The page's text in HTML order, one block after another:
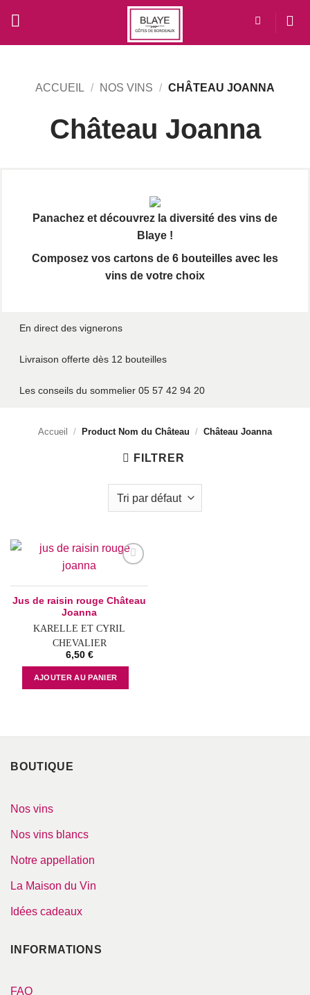
contenu
ACCUEIL / NOS VINS / CHÂTEAU JOANNA
Château Joanna
Panachez et découvrez la diversité des vins de
Blaye !
Composez vos cartons de 6 bouteilles avec les
vins de votre choix
En direct des vignerons
Livraison offerte dès 12 bouteilles
Les conseils du sommelier 05 57 42 94 20
Accueil / Product Nom du Château / Château Joanna
FILTRER
Jus de raisin rouge Château
Joanna
KARELLE ET CYRIL
CHEVALIER
6,50 €
AJOUTER AU PANIER
BOUTIQUE
Nos vins
Nos vins blancs
Notre appellation
La Maison du Vin
Idées cadeaux
INFORMATIONS
FAQ